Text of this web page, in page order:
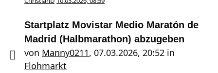
Startplatz Movistar Medio Maratón de
Madrid (Halbmarathon) abzugeben
von Manny0211, 07.03.2026, 20:52 in
Flohmarkt